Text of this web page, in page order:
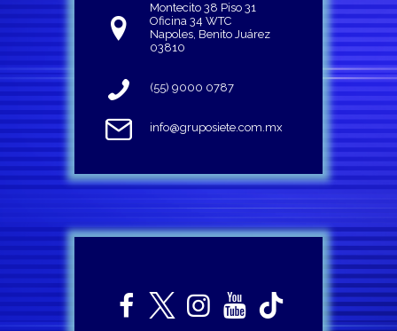
Montecito 38 Piso 31
Oficina 34 WTC
Napoles, Benito Juárez
03810
(55) 9000 0787
info@gruposiete.com.mx